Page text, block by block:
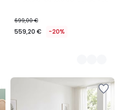
699,00 €
559,20 € -20%